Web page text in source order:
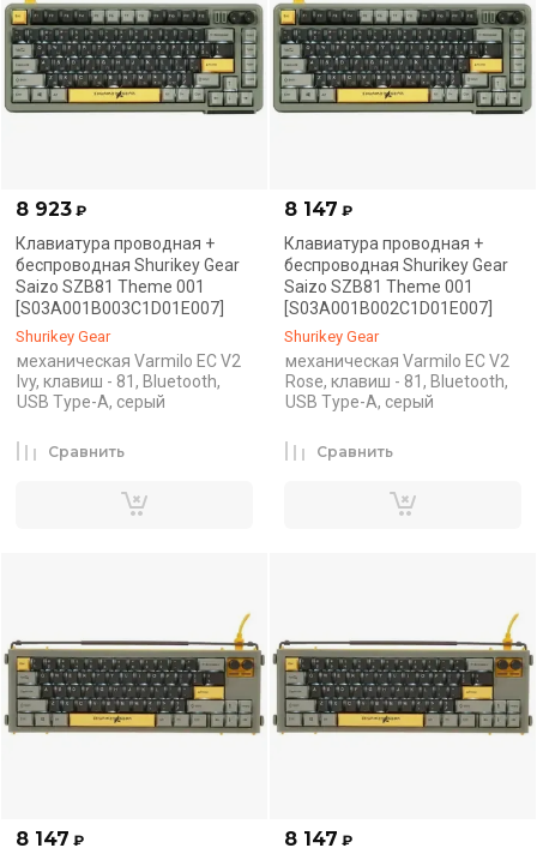
8 923 ₽
Клавиатура проводная +
беспроводная Shurikey Gear
Saizo SZB81 Theme 001
[S03A001B003C1D01E007]
Shurikey Gear
механическая Varmilo EC V2
Ivy, клавиш - 81, Bluetooth,
USB Type-A, серый
Сравнить
8 147 ₽
Клавиатура проводная +
беспроводная Shurikey Gear
Saizo SZB81 Theme 001
[S03A001B002C1D01E007]
Shurikey Gear
механическая Varmilo EC V2
Rose, клавиш - 81, Bluetooth,
USB Type-A, серый
Сравнить
8 147 ₽ 8 147 ₽